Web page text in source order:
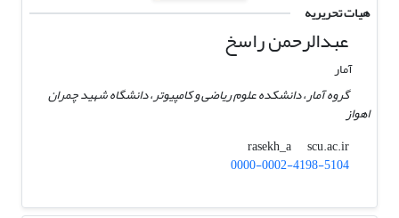
هیات تحریریه
عبدالرحمن راسخ
آمار
گروه آمار، دانشکده علوم ریاضی و کامپیوتر، دانشگاه شهید چمران
اهواز
rasekh_a
scu.ac.ir
0000-0002-4198-5104